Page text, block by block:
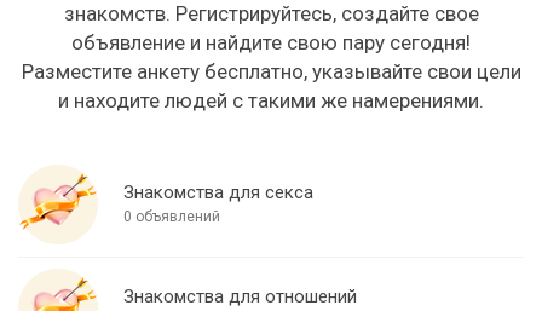
знакомств. Регистрируйтесь, создайте свое
объявление и найдите свою пару сегодня!
Разместите анкету бесплатно, указывайте свои цели
и находите людей с такими же намерениями.
Знакомства для секса
0 объявлений
Знакомства для отношений